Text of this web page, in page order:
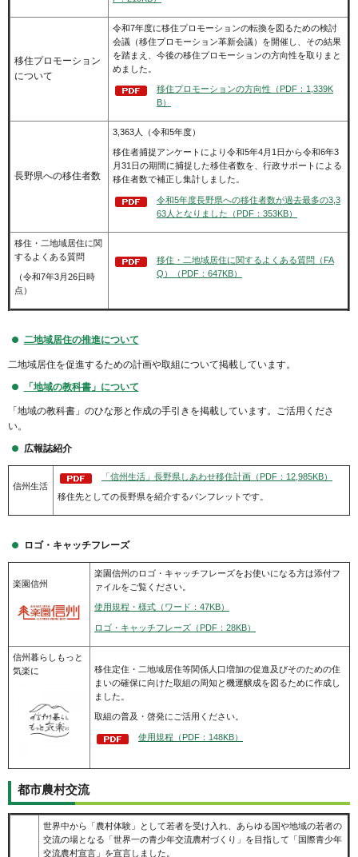
移住プロモーション
について
令和7年度に移住プロモーションの転換を図るための検討
会議（移住プロモーション革新会議）を開催し、その結果
を踏まえ、今後の移住プロモーションの方向性を取りまと
めました。
移住プロモーションの方向性（PDF：1,339K
B）
長野県への移住者数
3,363人（令和5年度）
移住者捕捉アンケートにより令和5年4月1日から令和6年3
月31日の期間に捕捉した移住者数を、行政サポートによる
移住者数で補正し集計しました。
令和5年度長野県への移住者数が過去最多の3,3
63人となりました（PDF：353KB）
移住・二地域居住に関
するよくある質問
（令和7年3月26日時
点）
移住・二地域居住に関するよくある質問（FA
Q）（PDF：647KB）
二地域居住の推進について
二地域居住を促進するための計画や取組について掲載しています。
「地域の教科書」について
「地域の教科書」のひな形と作成の手引きを掲載しています。ご活用くださ
い。
広報誌紹介
信州生活
「信州生活」長野県しあわせ移住計画（PDF：12,985KB）
移住先としての長野県を紹介するパンフレットです。
ロゴ・キャッチフレーズ
楽園信州
楽園信州のロゴ・キャッチフレーズをお使いになる方は添付フ
ァイルをご覧ください。
使用規程・様式（ワード：47KB）
ロゴ・キャッチフレーズ（PDF：28KB）
信州暮らしもっと
気楽に
移住定住・二地域居住等関係人口増加の促進及びそのための住
まいの確保に向けた取組の周知と機運醸成を図るために作成し
ました。
取組の普及・啓発にご活用ください。
使用規程（PDF：148KB）
都市農村交流
世界中から「農村体験」として若者を受け入れ、あらゆる国や地域の若者の
交流の場となる「世界一の青少年交流農村づくり」を目指して「国際青少年
交流農村宣言」を宣言しました。